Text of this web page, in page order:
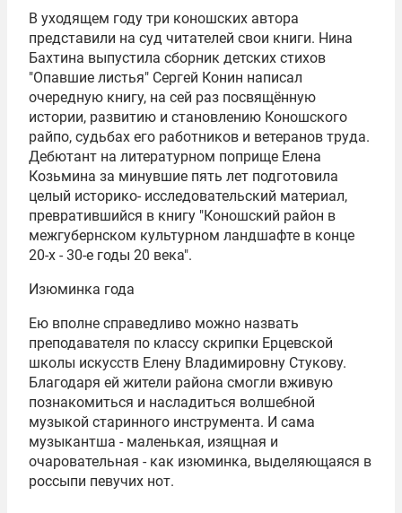
В уходящем году три коношских автора
представили на суд читателей свои книги. Нина
Бахтина выпустила сборник детских стихов
"Опавшие листья" Сергей Конин написал
очередную книгу, на сей раз посвящённую
истории, развитию и становлению Коношского
райпо, судьбах его работников и ветеранов труда.
Дебютант на литературном поприще Елена
Козьмина за минувшие пять лет подготовила
целый историко- исследовательский материал,
превратившийся в книгу "Коношский район в
межгубернском культурном ландшафте в конце
20-х - 30-е годы 20 века".
Изюминка года
Ею вполне справедливо можно назвать
преподавателя по классу скрипки Ерцевской
школы искусств Елену Владимировну Стукову.
Благодаря ей жители района смогли вживую
познакомиться и насладиться волшебной
музыкой старинного инструмента. И сама
музыкантша - маленькая, изящная и
очаровательная - как изюминка, выделяющаяся в
россыпи певучих нот.